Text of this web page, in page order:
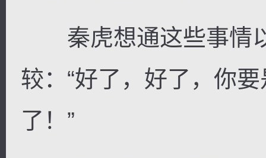
秦虎想通这些事情
较：“好了，好了，你
了！”